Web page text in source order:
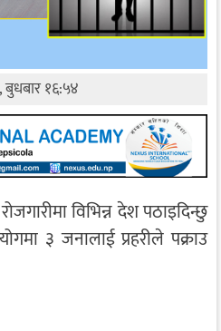
बुधबार १६:५४
विभिन्न देश पठाइदिन्छु
३ जनालाई प्रहरीले पक्राउ